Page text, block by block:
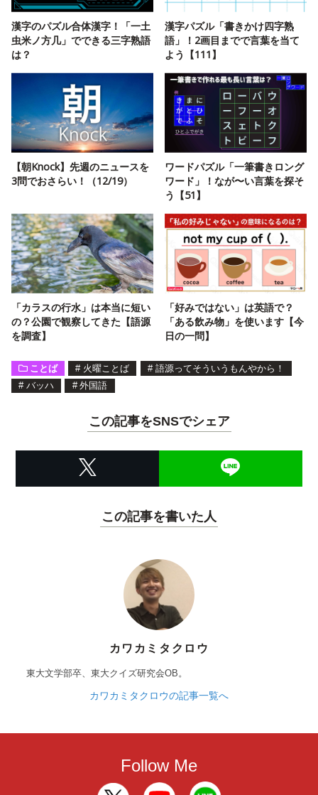
漢字のパズル合体漢字！「一土
虫米ノ方几」でできる三字熟語
は？
漢字パズル「書きかけ四字熟
語」！2画目までで言葉を当て
よう【111】
【朝Knock】先週のニュースを
3問でおさらい！（12/19）
ワードパズル「一筆書きロング
ワード」！なが〜い言葉を探そ
う【51】
「カラスの行水」は本当に短い
の？公園で観察してきた【語源
を調査】
「好みではない」は英語で？
「ある飲み物」を使います【今
日の一問】
ことば # 火曜ことば # 語源ってそういうもんやから！
# バッハ # 外国語
この記事をSNSでシェア
この記事を書いた人
カワカミタクロウ
東大文学部卒、東大クイズ研究会OB。
カワカミタクロウの記事一覧へ
Follow Me